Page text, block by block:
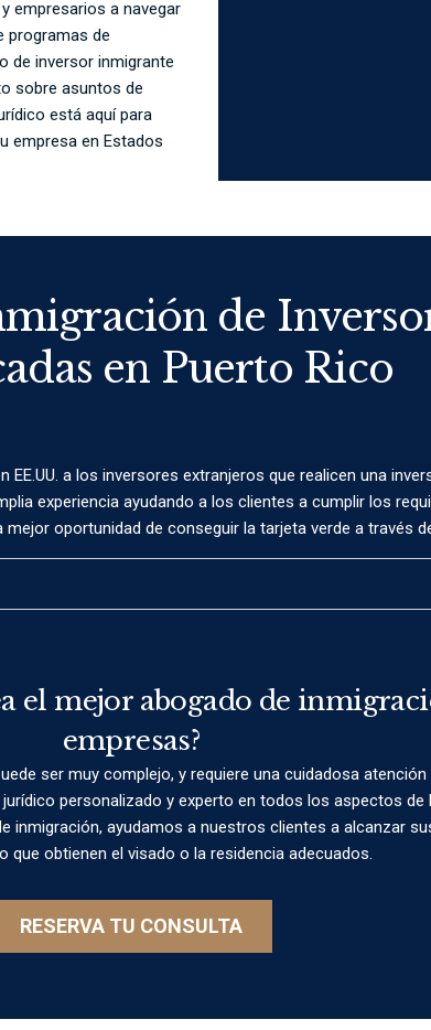
empresarios a navegar
programas de
de inversor inmigrante
sobre asuntos de
está aquí para
empresa en Estados
de
en Puerto Rico
a los inversores extranjeros que realicen una
experiencia ayudando a los clientes a cumplir los
oportunidad de conseguir la tarjeta verde a través
el mejor abogado de
empresas?
ser muy complejo, y requiere una cuidadosa
personalizado y experto en todos los aspectos
ayudamos a nuestros clientes a alcanzar
que obtienen el visado o la residencia adecuados.
RESERVA TU CONSULTA